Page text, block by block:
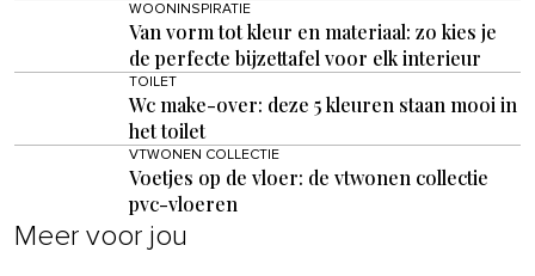
WOONINSPIRATIE
Van vorm tot kleur en materiaal: zo kies je
de perfecte bijzettafel voor elk interieur
TOILET
Wc make-over: deze 5 kleuren staan mooi in
het toilet
VTWONEN COLLECTIE
Voetjes op de vloer: de vtwonen collectie
pvc-vloeren
Meer voor jou